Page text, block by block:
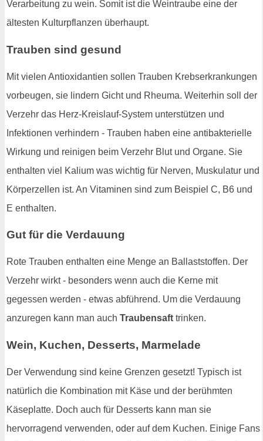
Verarbeitung zu wein. Somit ist die Weintraube eine der
ältesten Kulturpflanzen überhaupt.
Trauben sind gesund
Mit vielen Antioxidantien sollen Trauben Krebserkrankungen
vorbeugen, sie lindern Gicht und Rheuma. Weiterhin soll der
Verzehr das Herz-Kreislauf-System unterstützen und
Infektionen verhindern - Trauben haben eine antibakterielle
Wirkung und reinigen beim Verzehr Blut und Organe. Sie
enthalten viel Kalium was wichtig für Nerven, Muskulatur und
Körperzellen ist. An Vitaminen sind zum Beispiel C, B6 und
E enthalten.
Gut für die Verdauung
Rote Trauben enthalten eine Menge an Ballaststoffen. Der
Verzehr wirkt - besonders wenn auch die Kerne mit
gegessen werden - etwas abführend. Um die Verdauung
anzuregen kann man auch Traubensaft trinken.
Wein, Kuchen, Desserts, Marmelade
Der Verwendung sind keine Grenzen gesetzt! Typisch ist
natürlich die Kombination mit Käse und der berühmten
Käseplatte. Doch auch für Desserts kann man sie
hervorragend verwenden, oder auf dem Kuchen. Einige Fans